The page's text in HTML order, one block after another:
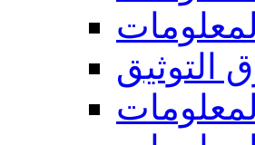
التوثيق